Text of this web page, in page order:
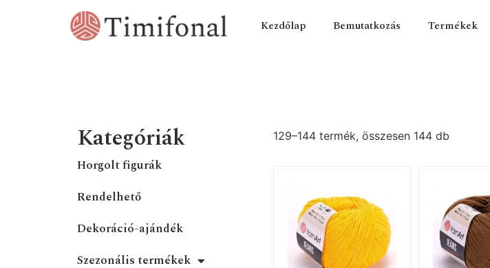
Kezdőlap Bemutatkozás Termékek
Kategóriák
Horgolt figurák
Rendelhető
Dekoráció-ajándék
Szezonális termékek
129–144 termék, összesen 144 db